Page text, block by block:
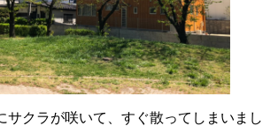
サクラが咲いて、すぐ散ってしまいまし